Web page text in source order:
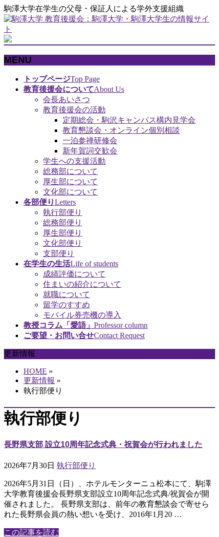
駒澤大学在学生の父母・保証人による学外支援組織
MENU
トップページTop Page
教育後援会についてAbout Us
会長あいさつ
教育後援会の活動
定期総会・駒沢キャンパス構内見学会
教育懇談会・オンライン個別相談
一泊参禅研修会
新年賀詞交歓会
学生への支援活動
総務部について
厚生部について
文化部について
各部便りLetters
執行部便り
総務部便り
厚生部便り
文化部便り
支部便り
在学生の生活Life of students
成績評価について
住まいの紹介について
就職について
留学のすすめ
モバイル券売機の導入
教授コラム「愛語」 Professor column
ご要望・お問い合せContact Request
更新情報
HOME »
更新情報 »
執行部便り
執行部便り
長野県支部 設立10周年記念式典・祝賀会が行われました
2026年7月30日 執行部便り
2026年5月31日（日）、ホテルモンターニュ松本にて、駒澤
大学教育後援会長野県支部設立10周年記念式典/祝賀会が開
催されました。 長野県支部は、前年の教育懇談会で寄せら
れた長野県会員の熱い想いを受け、2016年1月20 …
この記事を読む